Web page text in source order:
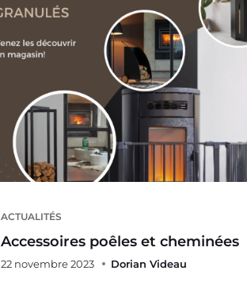
ACTUALITÉS
Accessoires poêles et cheminées
22 novembre 2023 Dorian Videau